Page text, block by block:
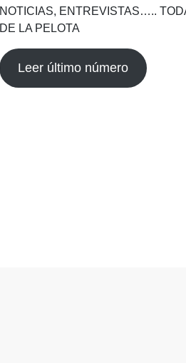
NOTICIAS, ENTREVISTAS…..
DE LA PELOTA
Leer último número